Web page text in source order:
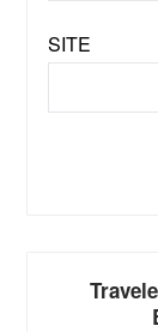
SITE